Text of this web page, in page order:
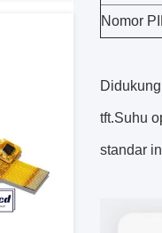
Nomor
tft.Suhu
standar